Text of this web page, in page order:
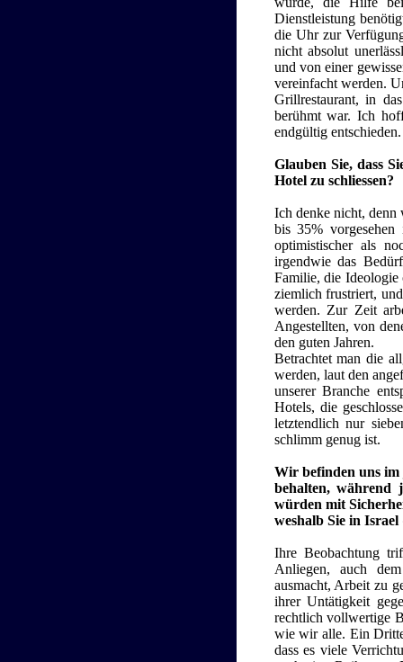
Dienstleistung
die Uhr zur
nicht absolut
und von einer
vereinfacht werden.
Grillrestaurant, in
berühmt war. Ich
endgültig entschieden.
Glauben Sie, dass
Hotel zu schliessen?
Ich denke nicht, denn
bis 35%
optimistischer als
irgendwie das
Familie, die Ideologie
ziemlich frustriert,
werden. Zur Zeit
Angestellten, von
den guten Jahren.
Betrachtet man die
werden, laut den
unserer Branche
Hotels, die
letztendlich nur
schlimm genug ist.
Wir befinden uns im
behalten, während
würden mit
weshalb Sie in Israel
Ihre Beobachtung
Anliegen, auch
ausmacht, Arbeit zu
ihrer Untätigkeit
rechtlich vollwertige
wie wir alle. Ein
dass es viele